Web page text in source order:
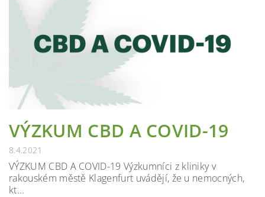
VÝZKUM CBD A COVID-19
8.4.2021
VÝZKUM CBD A COVID-19 Výzkumníci z kliniky v
rakouském městě Klagenfurt uvádějí, že u nemocných,
kt...